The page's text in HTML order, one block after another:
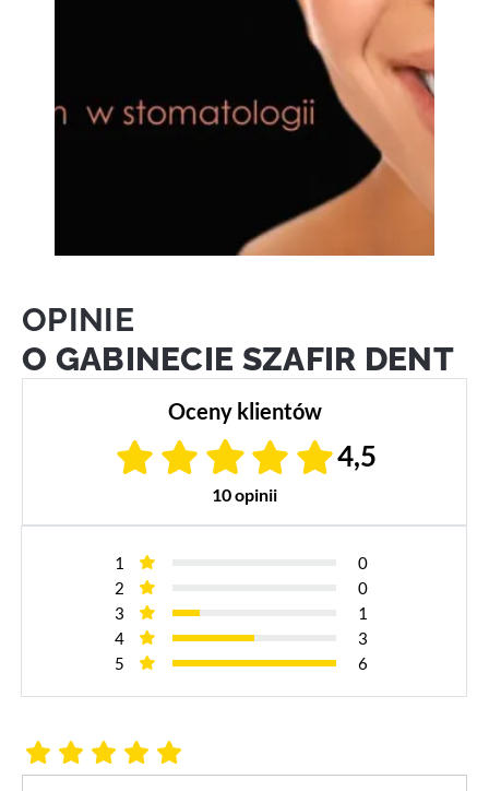
OPINIE
O GABINECIE SZAFIR DENT
Oceny klientów
4,5
10 opinii
1
0
2
0
3
1
4
3
5
6